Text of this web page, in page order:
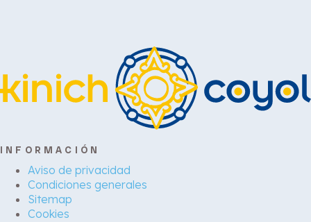
INFORMACIÓN
Aviso de privacidad
Condiciones generales
Sitemap
Cookies